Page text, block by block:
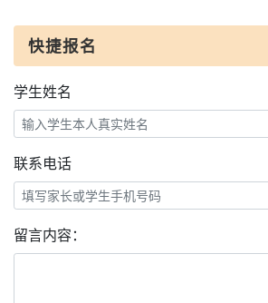
快捷报名
学生姓名
联系电话
留言内容：